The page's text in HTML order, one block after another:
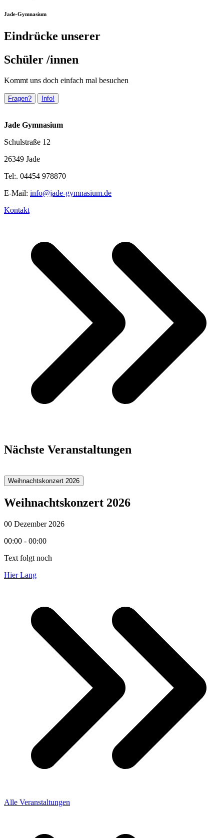
Jade-Gymnasium
Eindrücke unserer
Schüler /innen
Kommt uns doch einfach mal besuchen
Fragen? Info!
Jade Gymnasium
Schulstraße 12
26349 Jade
Tel:. 04454 978870
E-Mail: info@jade-gymnasium.de
Kontakt
Nächste Veranstaltungen
Weihnachtskonzert 2026
Weihnachtskonzert 2026
00 Dezember 2026
00:00 - 00:00
Text folgt noch
Hier Lang
Alle Veranstaltungen